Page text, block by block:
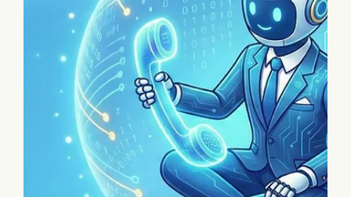
הישרדותי לשליטה באמצעות נתונים ומערכות כמו מאנדיי
(Monday). המדריך של אהוד שם טוב למנהלי עמותות
שרוצים להגדיל אימפקט.